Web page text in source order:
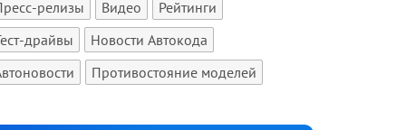
релизы
Видео
Рейтинги
драйвы
Новости Автокода
Противостояние моделей